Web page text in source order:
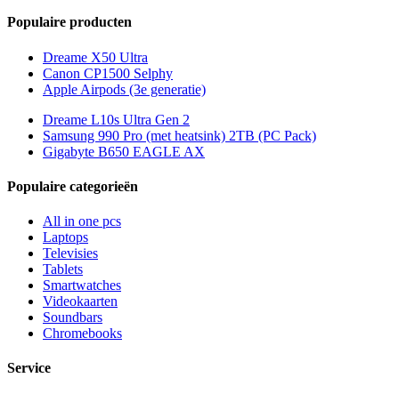
Populaire producten
Dreame X50 Ultra
Canon CP1500 Selphy
Apple Airpods (3e generatie)
Dreame L10s Ultra Gen 2
Samsung 990 Pro (met heatsink) 2TB (PC Pack)
Gigabyte B650 EAGLE AX
Populaire categorieën
All in one pcs
Laptops
Televisies
Tablets
Smartwatches
Videokaarten
Soundbars
Chromebooks
Service